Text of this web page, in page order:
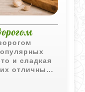
и сладкая
отличным
или